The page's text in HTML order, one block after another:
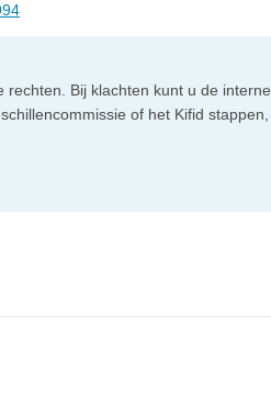
Bij klachten kunt u de interne
of het Kifid